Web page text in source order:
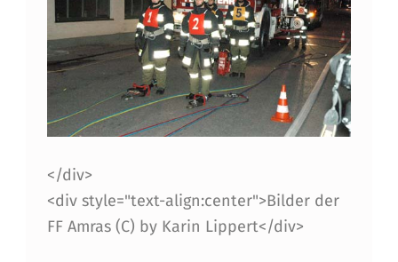
</div>
<div style="text-align:center">Bilder der
FF Amras (C) by Karin Lippert</div>